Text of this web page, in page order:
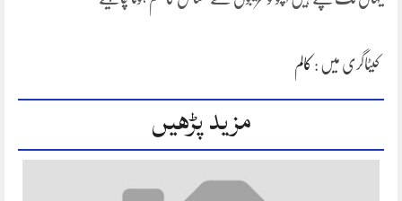
کیٹاگری میں : کالم
مزید پڑھیں